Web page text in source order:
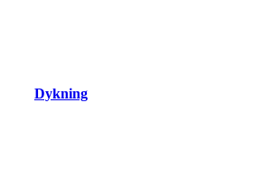
Dykning